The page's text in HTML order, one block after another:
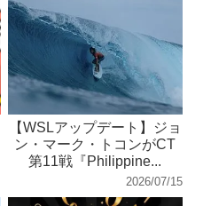
【WSLアップデート】ジョ
ン・マーク・トコンがCT
第11戦『Philippine...
2026/07/15